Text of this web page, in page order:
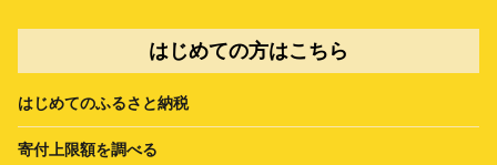
はじめての方はこちら
はじめてのふるさと納税
寄付上限額を調べる